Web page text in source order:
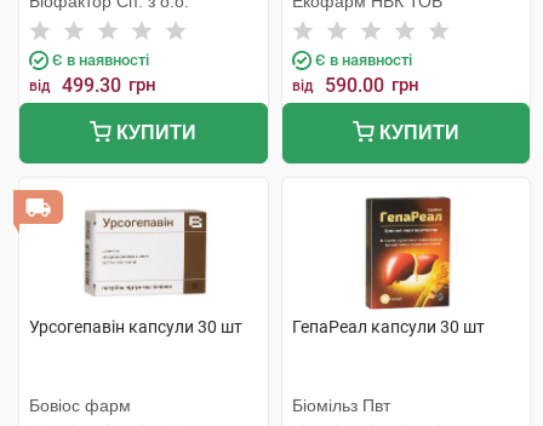
Є в наявності
від 499.30 грн
КУПИТИ
Є в наявності
від 590.00 грн
КУПИТИ
Урсогепавін капсули 30 шт
Бовіос фарм
ГепаРеал капсули 30 шт
Біомільз Пвт